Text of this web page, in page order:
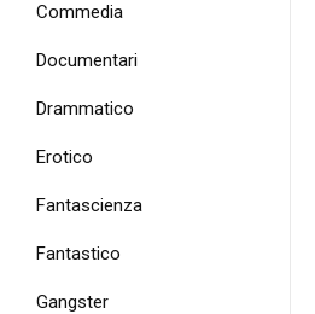
Commedia
Documentari
Drammatico
Erotico
Fantascienza
Fantastico
Gangster